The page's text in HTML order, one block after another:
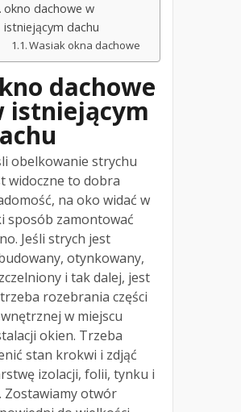
okno dachowe w
istniejącym dachu
Wasiak okna dachowe
dachowe
istniejącym
obelkowanie strychu
widoczne to dobra
na oko widać w
sposób zamontować
Jeśli strych jest
otynkowany,
i tak dalej, jest
rozebrania części
w miejscu
okien. Trzeba
stan krokwi i zdjąć
izolacji, folii, tynku i
Zostawiamy otwór